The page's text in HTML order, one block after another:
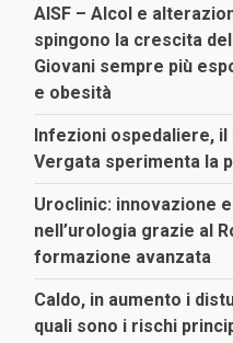
AISF – Alcol e
spingono la crescita
Giovani sempre più
e obesità
Infezioni ospedaliere,
Vergata sperimenta la
Uroclinic: innovazione
nell’urologia grazie al
formazione avanzata
Caldo, in aumento i
quali sono i rischi